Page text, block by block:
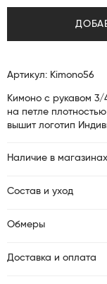
Артикул: Kimono56
Кимоно с рукавом 3/
на петле
вышит логотип
Наличие в магазинах
Состав и уход
Обмеры
Доставка и оплата